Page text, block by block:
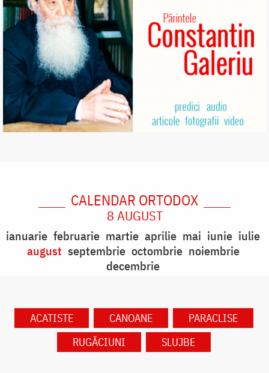
CALENDAR ORTODOX
8 AUGUST
ianuarie februarie martie aprilie mai iunie iulie
august septembrie octombrie noiembrie
decembrie
ACATISTE CANOANE
PARACLISE
RUGĂCIUNI
SLUJBE